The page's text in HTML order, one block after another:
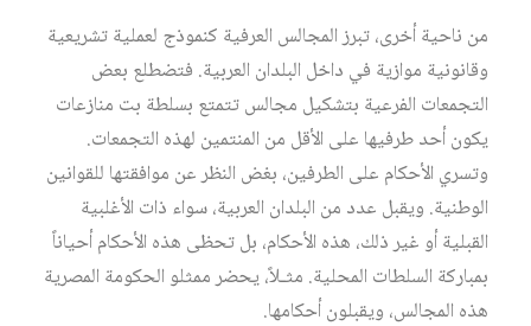
من ناحية أخرى، تبرز المجالس العرفية كنموذج لعملية تشريعية
وقانونية موازية في داخل البلدان العربية. فتضطلع بعض
التجمعات الفرعية بتشكيل مجالس تتمتع بسلطة بت منازعات
يكون أحد طرفيها على الأقل من المنتمين لهذه التجمعات.
وتسري الأحكام على الطرفين، بغض النظر عن موافقتها للقوانين
الوطنية. ويقبل عدد من البلدان العربية، سواء ذات الأغلبية
القبلية أو غير ذلك، هذه الأحكام، بل تحظى هذه الأحكام أحياناً
بمباركة السلطات المحلية. مثـلاً، يحضر ممثلو الحكومة المصرية
هذه المجالس، ويقبلون أحكامها.